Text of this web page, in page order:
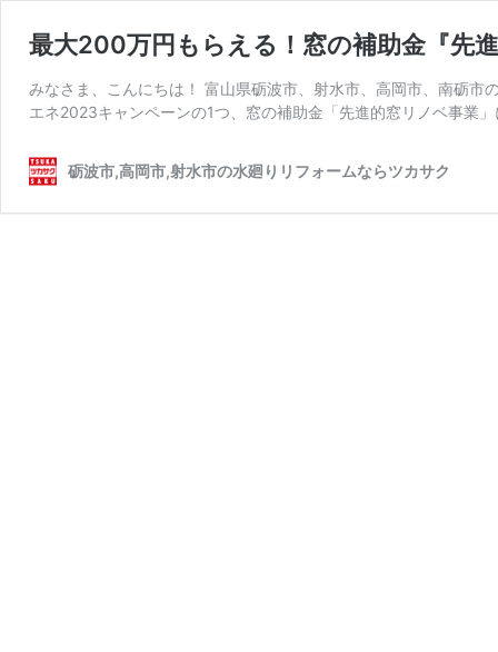
最大200万円もらえる！窓の補助金『先
みなさま、こんにちは！ 富山県砺波市、射水市、高岡市、南砺
エネ2023キャンペーンの1つ、窓の補助金「先進的窓リノベ事業
砺波市,高岡市,射水市の水廻りリフォームならツカサク